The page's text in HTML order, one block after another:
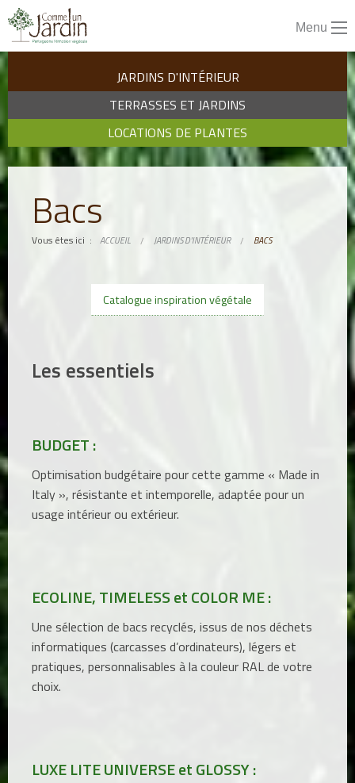
Aller
directement
à
navigation
au
contenu
Menu
JARDINS D'INTÉRIEUR
TERRASSES ET JARDINS
LOCATIONS DE PLANTES
Bacs
Vous êtes ici : ACCUEIL JARDINS D'INTÉRIEUR BACS
Catalogue inspiration végétale
Les essentiels
BUDGET :
Optimisation budgétaire pour cette gamme « Made in
Italy », résistante et intemporelle, adaptée pour un
usage intérieur ou extérieur.
ECOLINE, TIMELESS et COLOR ME :
Une sélection de bacs recyclés, issus de nos déchets
informatiques (carcasses d’ordinateurs), légers et
pratiques, personnalisables à la couleur RAL de votre
choix.
LUXE LITE UNIVERSE et GLOSSY :